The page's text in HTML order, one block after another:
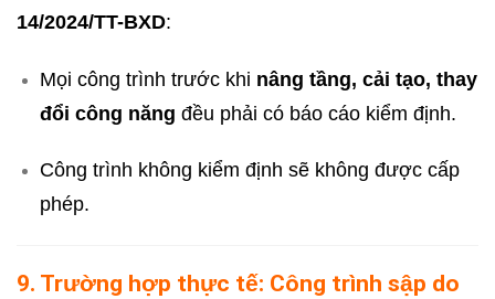
14/2024/TT-BXD:
Mọi công trình trước khi nâng tầng, cải tạo, thay
đổi công năng đều phải có báo cáo kiểm định.
Công trình không kiểm định sẽ không được cấp
phép.
9. Trường hợp thực tế: Công trình sập do